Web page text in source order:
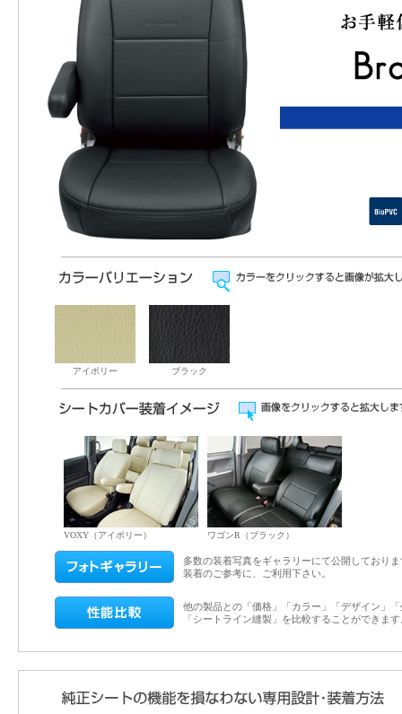
アイボリー ブラック
VOXY（アイボリー） ワゴンR（ブラック）
多数の装着写真をギャラリーにて公開しており
装着のご参考に、ご利用下さい。
他の製品との「価格」「カラー」「デザイン」
「シートライン縫製」を比較することができます